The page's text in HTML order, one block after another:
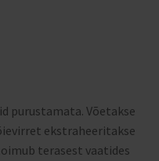
purustamata. Võetakse
ekstraheeritakse
terasest vaatides